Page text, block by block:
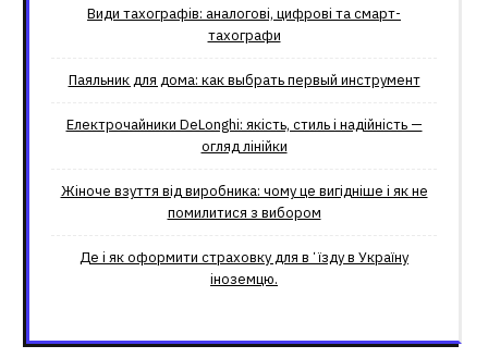
Види тахографів: аналогові, цифрові та смарт-
тахографи
Паяльник для дома: как выбрать первый инструмент
Електрочайники DeLonghi: якість, стиль і надійність —
огляд лінійки
Жіноче взуття від виробника: чому це вигідніше і як не
помилитися з вибором
Де і як оформити страховку для вʼїзду в Україну
іноземцю.